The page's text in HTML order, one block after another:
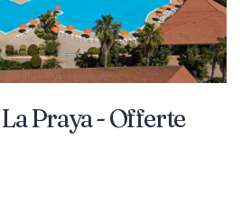
Praya - Offerte